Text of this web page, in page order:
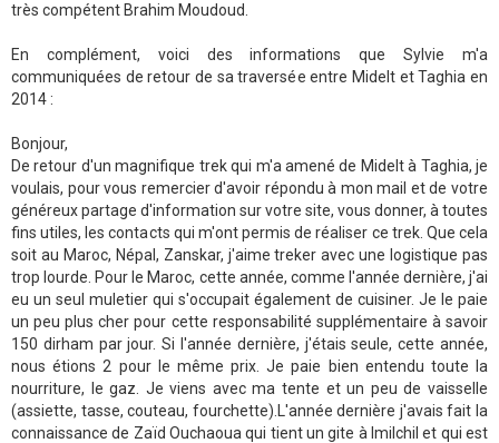
très compétent Brahim Moudoud.
En complément, voici des informations que Sylvie m'a
communiquées de retour de sa traversée entre Midelt et Taghia en
2014 :
Bonjour,
De retour d'un magnifique trek qui m'a amené de Midelt à Taghia, je
voulais, pour vous remercier d'avoir répondu à mon mail et de votre
généreux partage d'information sur votre site, vous donner, à toutes
fins utiles, les contacts qui m'ont permis de réaliser ce trek. Que cela
soit au Maroc, Népal, Zanskar, j'aime treker avec une logistique pas
trop lourde. Pour le Maroc, cette année, comme l'année dernière, j'ai
eu un seul muletier qui s'occupait également de cuisiner. Je le paie
un peu plus cher pour cette responsabilité supplémentaire à savoir
150 dirham par jour. Si l'année dernière, j'étais seule, cette année,
nous étions 2 pour le même prix. Je paie bien entendu toute la
nourriture, le gaz. Je viens avec ma tente et un peu de vaisselle
(assiette, tasse, couteau, fourchette).L'année dernière j'avais fait la
connaissance de Zaïd Ouchaoua qui tient un gite à Imilchil et qui est